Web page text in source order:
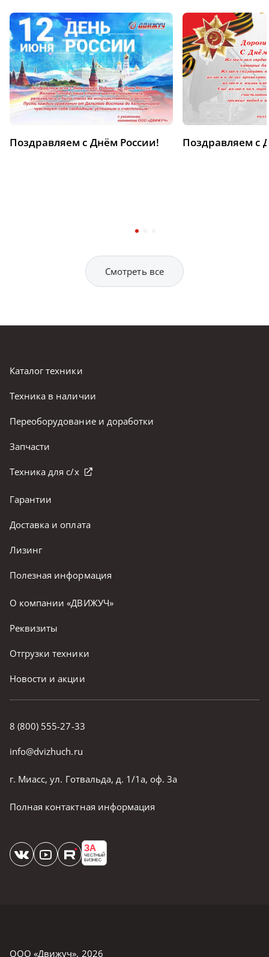
Поздравляем с Днём России! Поздравляем с
Смотреть все
8 (800) 555-27-33
info@dvizhuch.ru
г. Миасс, ул. Готвальда, д. 1/1а, оф. 3а
Полная контактная информация
ЗА
ЧЕСТНЫЙ
БИЗНЕС
Каталог техники
Техника в наличии
Переоборудование и доработки
Запчасти
Техника для с/х
Гарантии
Доставка и оплата
Лизинг
Полезная информация
О компании «ДВИЖУЧ»
Реквизиты
Отгрузки техники
Новости и акции
ООО «Движуч», 2026